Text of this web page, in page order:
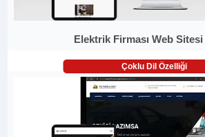
Elektrik Firması Web
Çoklu Dil Özelliği